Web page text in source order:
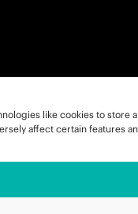
like cookies to
affect certain features